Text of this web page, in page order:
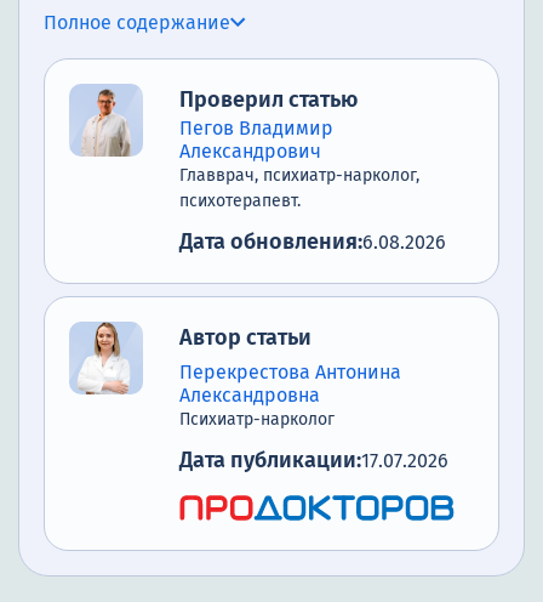
наркологический центр
Полное содержание
Проверил статью
Пегов Владимир
Александрович
Главврач, психиатр-нарколог,
психотерапевт.
Дата обновления:6.08.2026
Автор статьи
Перекрестова Антонина
Александровна
Психиатр-нарколог
Дата публикации:17.07.2026